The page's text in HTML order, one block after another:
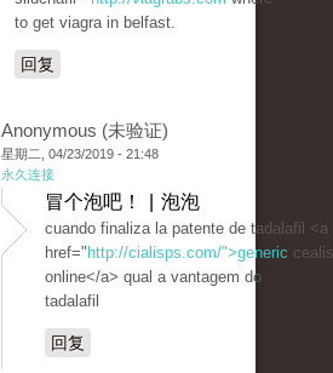
to get viagra in belfast.
回复
Anonymous (未验证)
星期二, 04/23/2019 - 21:48
永久连接
冒个泡吧！ | 泡泡
cuando finaliza la patente de tadalafil <a
href=" http://cialisps.com/">generic cealis
online</a> qual a vantagem do
tadalafil
回复